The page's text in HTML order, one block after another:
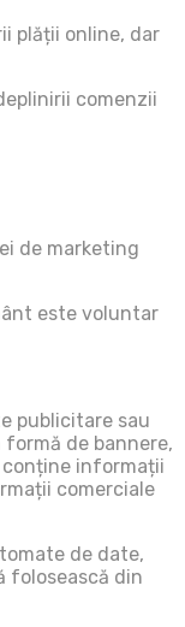
plății online, dar
comenzii
de marketing
este voluntar
publicitare sau
de bannere,
informații
comerciale
de date,
folosească din